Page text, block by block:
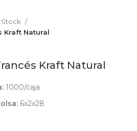
Kraft Natural
Kraft Natural
1000/caja
6x2x28